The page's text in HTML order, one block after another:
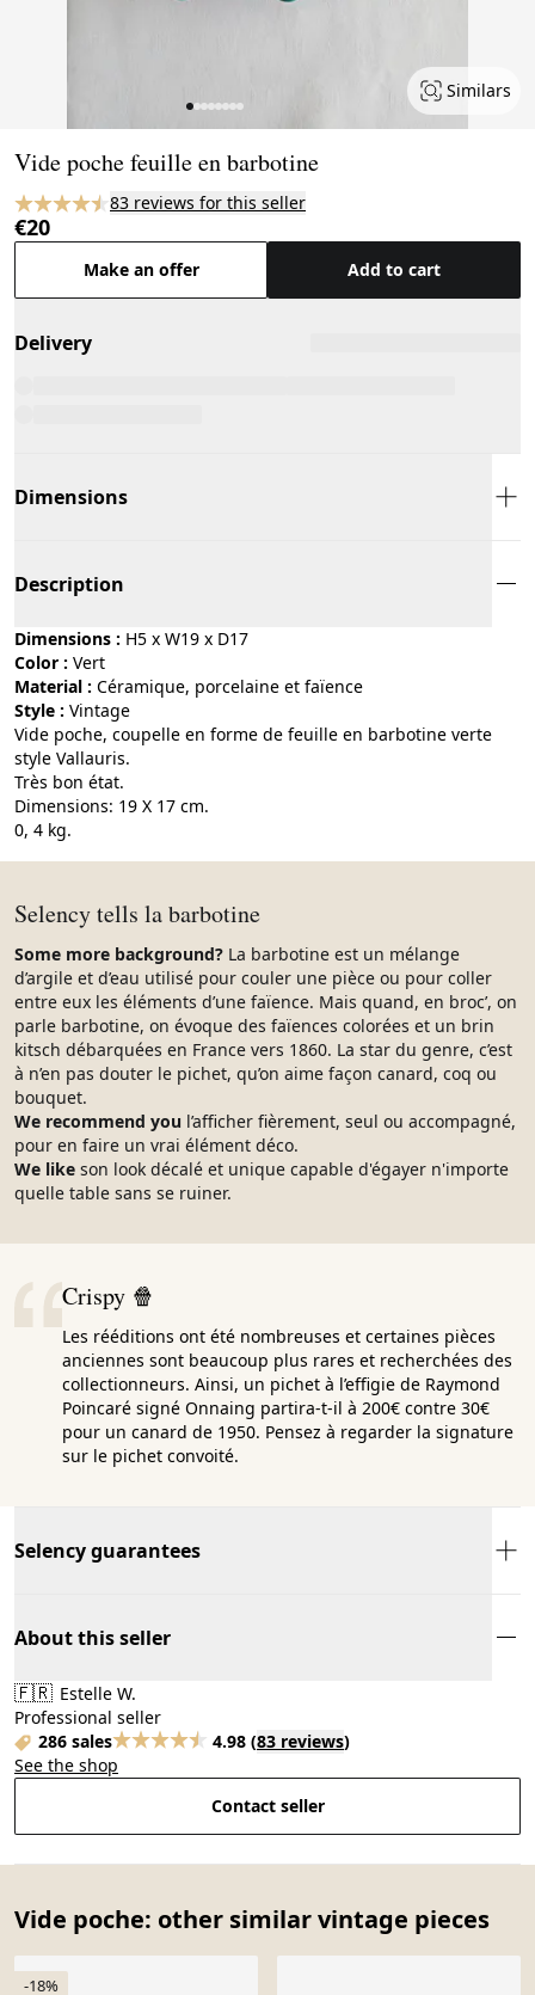
Similars
Vide poche feuille en barbotine
83 reviews for this seller
€20
Make an offer Add to cart
Delivery
Dimensions
Description
Dimensions : H5 x W19 x D17
Color :
vert
Material :
céramique, porcelaine et faïence
Style :
vintage
Vide poche, coupelle en forme de feuille en barbotine verte
style Vallauris.
Très bon état.
Dimensions: 19 X 17 cm.
0, 4 kg.
Selency tells la barbotine
Some more background? La barbotine est un mélange
d’argile et d’eau utilisé pour couler une pièce ou pour coller
entre eux les éléments d’une faïence. Mais quand, en broc’, on
parle barbotine, on évoque des faïences colorées et un brin
kitsch débarquées en France vers 1860. La star du genre, c’est
à n’en pas douter le pichet, qu’on aime façon canard, coq ou
bouquet.
We recommend you l’afficher fièrement, seul ou accompagné,
pour en faire un vrai élément déco.
We like son look décalé et unique capable d'égayer n'importe
quelle table sans se ruiner.
Crispy 🍿
Les rééditions ont été nombreuses et certaines pièces
anciennes sont beaucoup plus rares et recherchées des
collectionneurs. Ainsi, un pichet à l’effigie de Raymond
Poincaré signé Onnaing partira-t-il à 200€ contre 30€
pour un canard de 1950. Pensez à regarder la signature
sur le pichet convoité.
Selency guarantees
About this seller
🇫🇷 Estelle W.
Professional seller
286 sales
4.98 (83 reviews)
See the shop
Contact seller
Vide poche: other similar vintage pieces
-18%